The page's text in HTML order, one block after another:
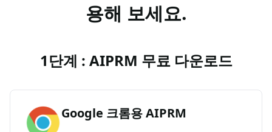
용해 보세요.
1단계 : AIPRM 무료 다운로드
Google 크롬용 AIPRM